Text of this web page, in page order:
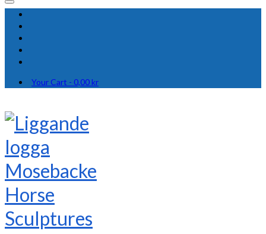
Your Cart - 0,00kr